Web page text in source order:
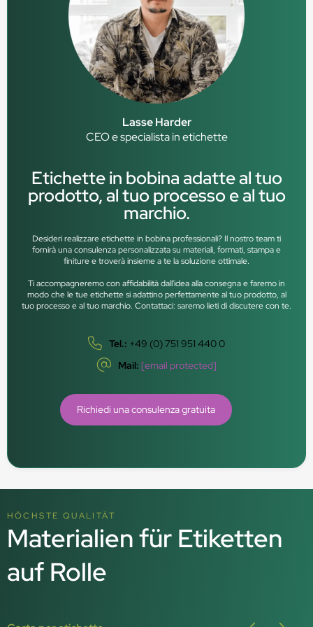
Lasse Harder
CEO e specialista in etichette
Etichette in bobina adatte al tuo
prodotto, al tuo processo e al tuo
marchio.
Desideri realizzare etichette in bobina professionali? Il nostro team ti
fornirà una consulenza personalizzata su materiali, formati, stampa e
finiture e troverà insieme a te la soluzione ottimale.
Ti accompagneremo con affidabilità dall'idea alla consegna e faremo in
modo che le tue etichette si adattino perfettamente al tuo prodotto, al
tuo processo e al tuo marchio. Contattaci: saremo lieti di discutere con te.
Tel.: +49 (0) 751 951 440 0
Mail: [email protected]
Richiedi una consulenza gratuita
HÖCHSTE QUALITÄT
Materialien für Etiketten
auf Rolle